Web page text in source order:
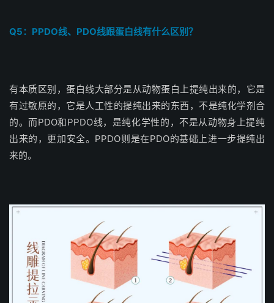
Q5：PPDO线、PDO线跟蛋白线有什么区别？
有本质区别，蛋白线大部分是从动物蛋白上提纯出来的，它是
有过敏原的，它是人工性的提纯出来的东西，不是纯化学剂合
的。而PDO和PPDO线，是纯化学性的，不是从动物身上提纯
出来的，更加安全。PPDO则是在PDO的基础上进一步提纯出
来的。